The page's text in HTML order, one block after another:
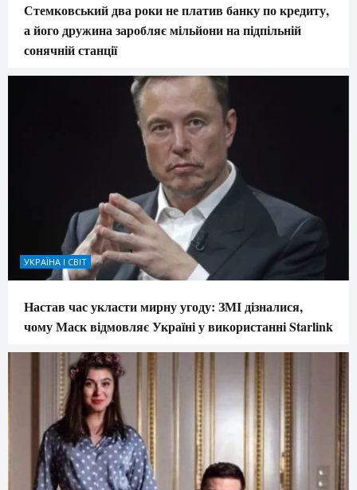
Стемковський два роки не платив банку по кредиту,
а його дружина заробляє мільйони на підпільній
сонячній станції
УКРАЇНА І СВІТ
Настав час укласти мирну угоду: ЗМІ дізналися,
чому Маск відмовляє Україні у використанні Starlink